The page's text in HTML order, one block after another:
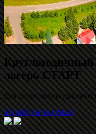
лагерь СТАРТ
Для спортсменов
БУДЕМ ЗНАКОМЫ!